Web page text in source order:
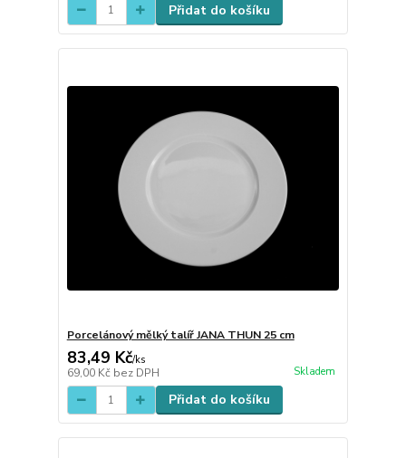
Přidat do košíku
Porcelánový mělký talíř JANA THUN 25 cm
83,49 Kč/ks
69,00 Kč bez DPH Skladem
Přidat do košíku